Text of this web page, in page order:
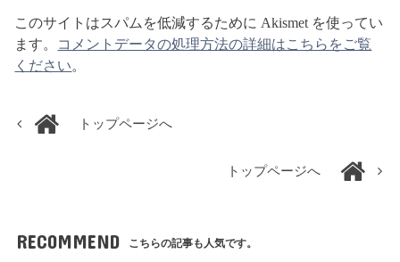
このサイトはスパムを低減するために Akismet を使ってい
ます。 コメントデータの処理方法の詳細はこちらをご覧
ください。
トップページへ
トップページへ
RECOMMEND こちらの記事も人気です。